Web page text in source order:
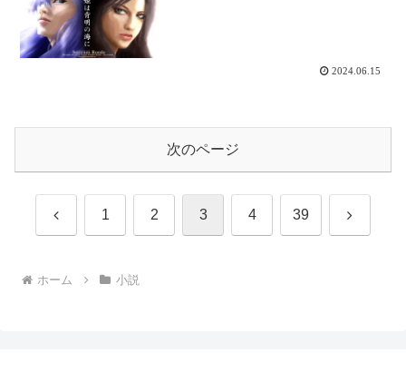
2024.06.15
次のページ
前 1 2 3 4 39 次
ホーム 小説